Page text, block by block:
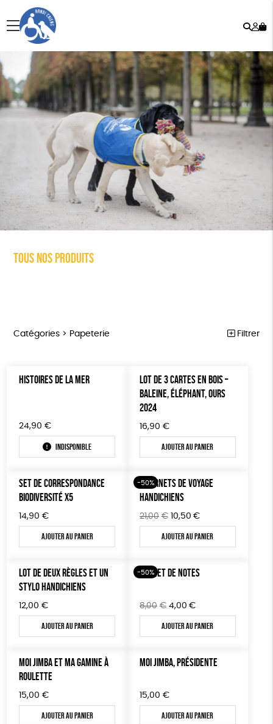
menu
Tous nos produits
Catégories > Papeterie Filtrer
DONS
TOUT
Par défaut
Prix : du - cher au + cher
Prix : du + cher au - cher
0 € - 50 €
50 € - 100 €
100 € - 150 €
Plus de 200€
Blanc Pur terracotta
Mots clés
FSC Fabrication artisanale Oeko-Tex
Fabriqué en Espagne Textile Bio
Fabriqué en Europe Fabriqué en France
HISTOIRES DE LA MER
24,90 €
Indisponible
LOT DE 3 CARTES EN BOIS –
BALEINE, ÉLÉPHANT, OURS
2024
16,90 €
Ajouter au panier
SET DE CORRESPONDANCE
BIODIVERSITÉ X5
14,90 €
Ajouter au panier
-50%
7 CARNETS DE VOYAGE
HANDICHIENS
21,00 € Le
prix
initial
21,00€.
10,50 €Le
prix
actuel
Ajouter au panier
LOT DE DEUX RÈGLES ET UN
STYLO HANDICHIENS
12,00 €
Ajouter au panier
-50%
CARNET DE NOTES
8,00 € Le
prix
initial
8,00€.
4,00 €Le
prix
actuel
4,00€.
Ajouter au panier
MOI JIMBA ET MA GAMINE À
ROULETTE
15,00 €
Ajouter au panier
MOI JIMBA, PRÉSIDENTE
15,00 €
Ajouter au panier